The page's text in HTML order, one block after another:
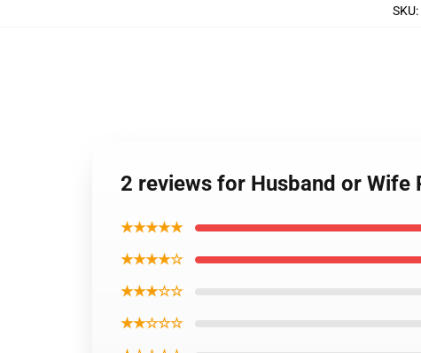
SKU:
2 reviews for Husband or Wife
★★★★★
★★★★☆
★★★☆☆
★★☆☆☆